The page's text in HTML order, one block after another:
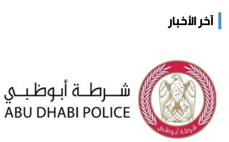
آخر الأخبار